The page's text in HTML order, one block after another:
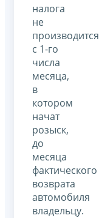
налога
не
производится
с 1-го
числа
месяца,
в
котором
начат
розыск,
до
месяца
фактического
возврата
автомобиля
владельцу.